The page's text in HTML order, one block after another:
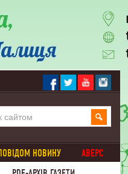
НОВИНУ
АВЕРС